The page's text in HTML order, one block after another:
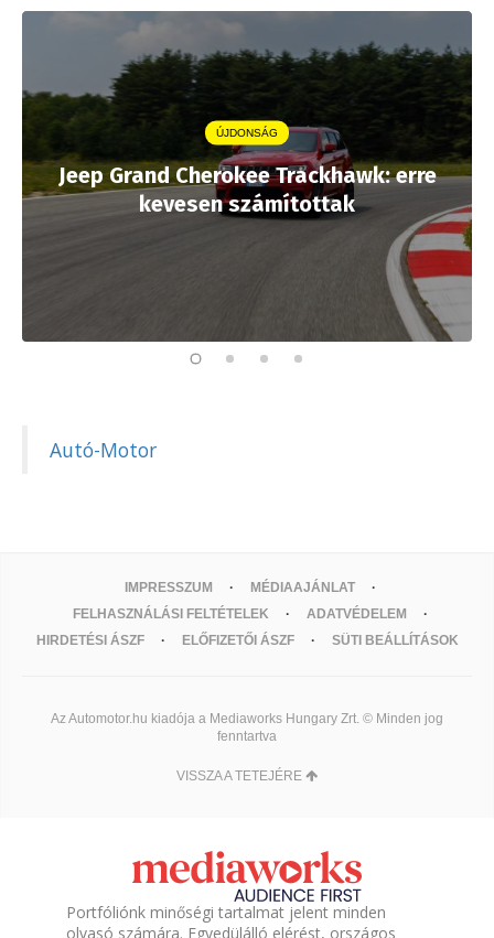
ÚJDONSÁG
Jeep Grand Cherokee Trackhawk: erre
kevesen számítottak
Autó-Motor
IMPRESSZUM
MÉDIAAJÁNLAT
FELHASZNÁLÁSI FELTÉTELEK
ADATVÉDELEM
HIRDETÉSI ÁSZF
ELŐFIZETŐI ÁSZF SÜTI BEÁLLÍTÁSOK
Az Automotor.hu kiadója a Mediaworks Hungary Zrt. © Minden jog
fenntartva
VISSZA A TETEJÉRE
Portfóliónk minőségi tartalmat jelent minden
olvasó számára. Egyedülálló elérést, országos